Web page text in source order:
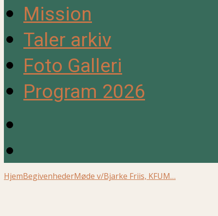
Mission
Taler arkiv
Foto Galleri
Program 2026
HjemBegivenhederMøde v/Bjarke Friis, KFUM…